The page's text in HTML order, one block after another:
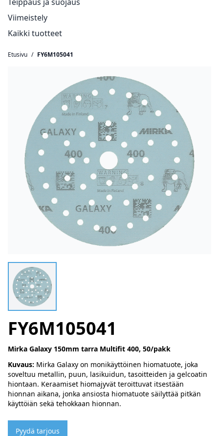
Viimeistely
Kaikki tuotteet
Etusivu / FY6M105041
FY6M105041
Mirka Galaxy 150mm tarra Multifit 400, 50/pakk
Kuvaus: Mirka Galaxy on monikäyttöinen hiomatuote, joka
soveltuu metallin, puun, lasikuidun, tasoitteiden ja gelcoatin
hiontaan. Keraamiset hiomajyvät teroittuvat itsestään
hionnan aikana, jonka ansiosta hiomatuote säilyttää pitkän
käyttöiän sekä tehokkaan hionnan.
Pyydä tarjous